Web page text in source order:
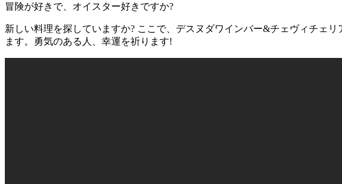
冒険が好きで、オイスター好きですか?
新しい料理を探していますか? ここで、デスヌダワインバー&チェヴィチェ
ます。勇気のある人、幸運を祈ります!